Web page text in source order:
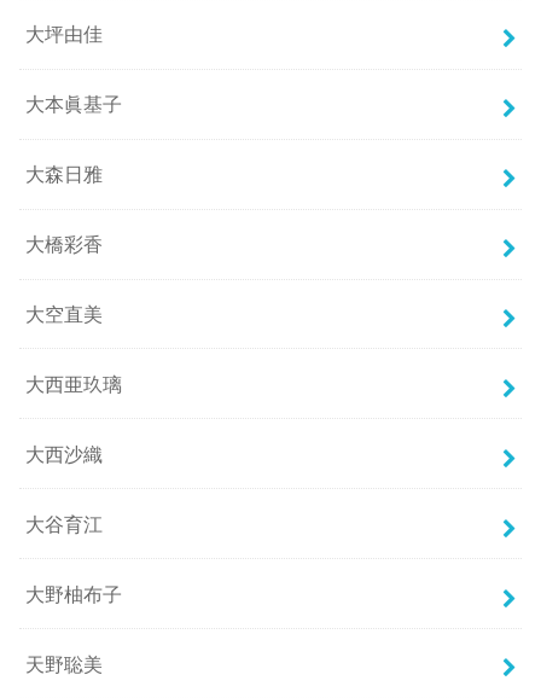
大坪由佳
大本眞基子
大森日雅
大橋彩香
大空直美
大西亜玖璃
大西沙織
大谷育江
大野柚布子
天野聡美